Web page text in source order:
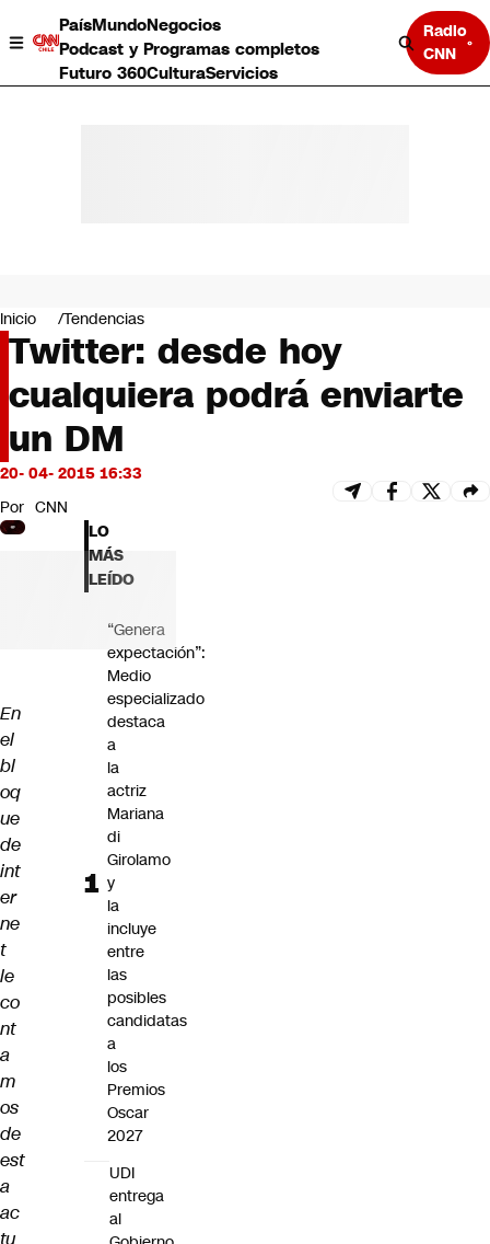
PaísMundoNegocios
Podcast y Programas completos
Futuro 360CulturaServicios
Radio
CNN
Negocios
Deportes
Programas completos
Cultura
Servicios
Bits
CNN tiempo
Futuro 360
Opinión
Inicio Tendencias
Twitter: desde hoy
cualquiera podrá enviarte
un DM
20- 04- 2015 16:33
Por CNN
En
el
bl
oq
ue
de
int
er
ne
t
le
co
nt
a
m
os
de
est
a
ac
tu
LO
MÁS
LEÍDO
“Genera
expectación”:
Medio
especializado
destaca
a
la
actriz
Mariana
di
Girolamo
y
la
incluye
entre
las
posibles
candidatas
a
los
Premios
Oscar
2027
UDI
entrega
al